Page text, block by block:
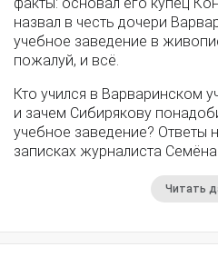
факты: основал его купец
назвал в честь дочери
учебное заведение в
пожалуй, и всё.
Кто учился в Варваринском
и зачем Сибирякову
учебное заведение? Ответы
записках журналиста
Читать